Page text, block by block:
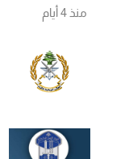
منذ 4 أيام